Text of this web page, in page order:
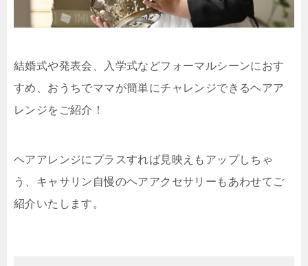
結婚式や発表会、入学式などフォーマルシーンにおす
すめ、おうちでママが簡単にチャレンジできるヘアア
レンジをご紹介！
ヘアアレンジにプラスすれば見映えもアップしちゃ
う、キャサリン自慢のヘアアクセサリーもあわせてご
紹介いたします。